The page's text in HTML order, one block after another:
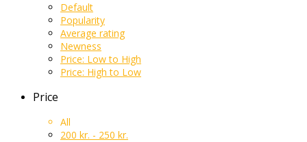
Default
Popularity
Average rating
Newness
Price: Low to High
Price: High to Low
Price
All
200 kr. - 250 kr.